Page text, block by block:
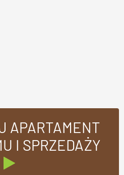
APARTAMENT
I SPRZEDAŻY